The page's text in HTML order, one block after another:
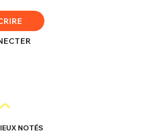
NOTÉS